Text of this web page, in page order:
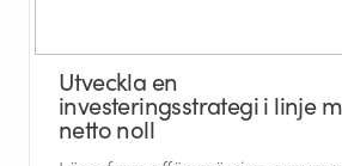
Utveckla en
investeringsstrategi i linje
netto noll